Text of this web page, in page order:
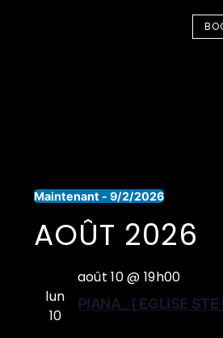
Maintenant - 9/2/2026
une
date.
AOÛT 2026
lun
10
PIANA_ [ EGLISE
août 10 @ 19h00